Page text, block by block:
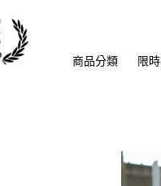
商品分類 限